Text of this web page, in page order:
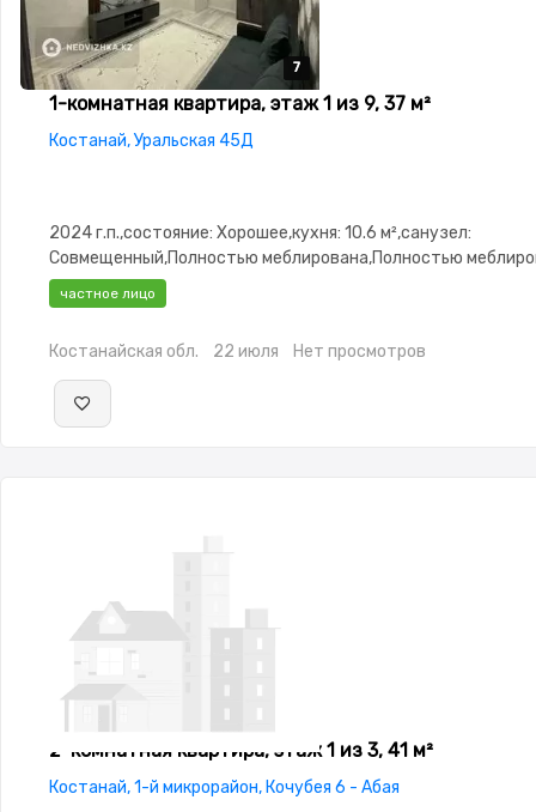
7
7
7
7
7
1-комнатная квартира, этаж 1 из 9, 37 м²
Костанай, Уральская 45Д
2024 г.п.,состояние: Хорошее,кухня: 10.6 м²,санузел:
Совмещенный,Полностью меблирована,Полностью
3.0,Видеонаблюдение,Видеодомофон,Тихий двор
частное лицо
Костанайская обл. 22 июля Нет просмотров
2-комнатная квартира, этаж 1 из 3, 41 м²
Костанай, 1-й микрорайон, Кочубея 6 - Абая